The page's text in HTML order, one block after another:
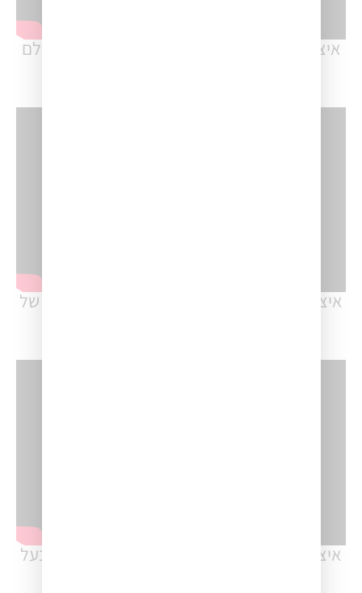
איצק עוז – פרק #1: עולם המכירות הישן מול עולם
איציק עוז – עונה 2-פרק 1#: התכונות החשובות של
איציק עוז – פרק #11: חמשת השרירים של כל בעל